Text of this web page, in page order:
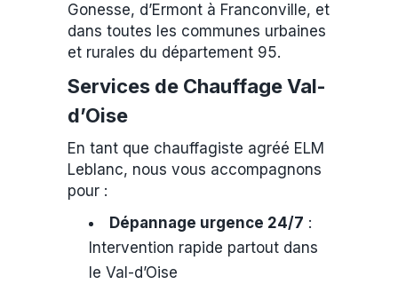
Gonesse, d’Ermont à Franconville, et
dans toutes les communes urbaines
et rurales du département 95.
Services de Chauffage Val-
d’Oise
En tant que chauffagiste agréé ELM
Leblanc, nous vous accompagnons
pour :
Dépannage urgence 24/7 :
Intervention rapide partout dans
le Val-d’Oise